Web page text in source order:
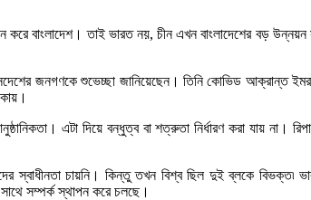
করে বাংলাদেশ। তাই ভারত নয়, চীন এখন বাংলাদেশের বড়
সেদেশের জনগণকে শুভেচ্ছা জানিয়েছেন। তিনি কোভিড আক্রান্ত
এটা দিয়ে বন্ধুত্ব বা শত্রুতা নির্ধারণ করা যায় না।
চায়নি। কিন্তু তখন বিশ্ব ছিল দুই ব্লকে বিভক্ত৷
সম্পর্ক স্থাপন করে চলছে।